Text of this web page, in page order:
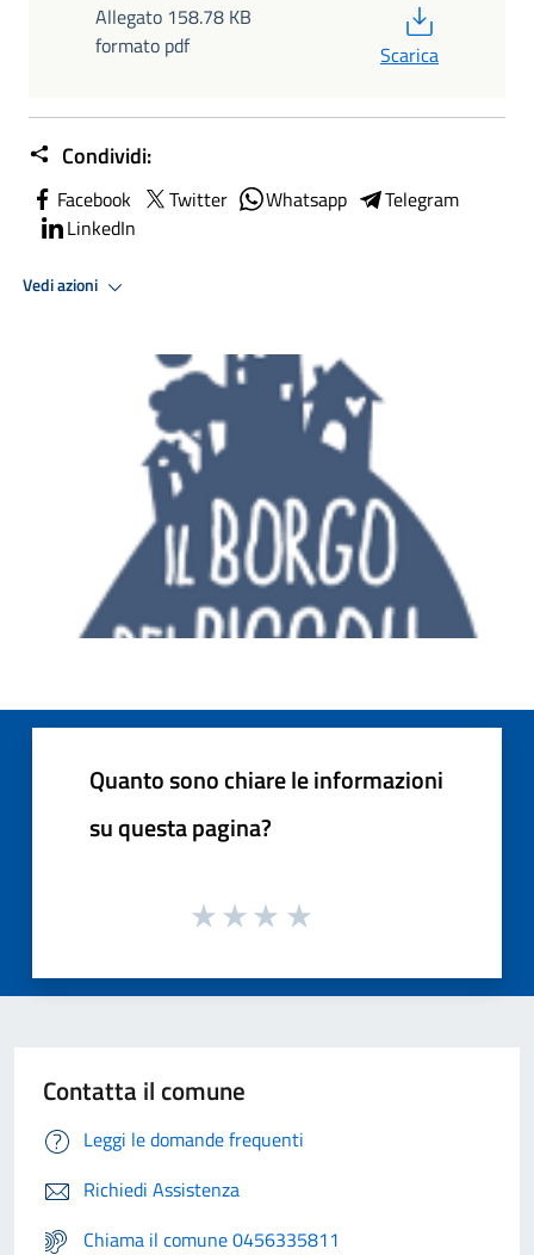
Allegato 158.78 KB
formato pdf
Scarica
Condividi:
Facebook Twitter Whatsapp
Telegram
LinkedIn
Vedi azioni
Quanto sono chiare le informazioni
su questa pagina?
Contatta il comune
Leggi le domande frequenti
Richiedi Assistenza
Chiama il comune 0456335811